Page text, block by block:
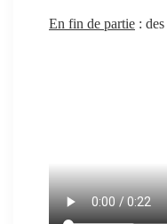
En fin de partie :